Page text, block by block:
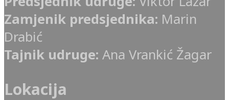
Zamjenik predsjednika: Marin
Drabić
Tajnik udruge: Ana Vrankić Žagar
Lokacija